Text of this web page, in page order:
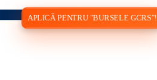
APLICĂ PENTRU "BURSELE GCRS"!